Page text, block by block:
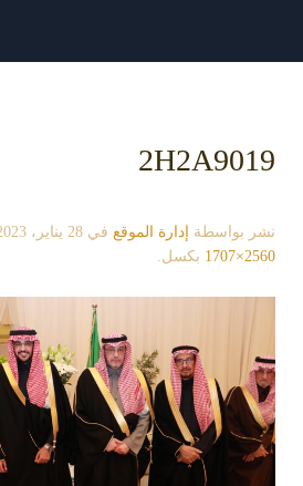
2H2A9019
نشر بواسطة إدارة الموقع في 28 يناير، 2023
2560×1707
بكسل.